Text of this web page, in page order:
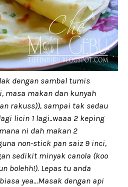
dengan sambal tumis
masa makan dan kunyah
rakuss)), sampai tak sedau
licin 1 lagi..waaa 2 keping
ni dah makan 2
non-stick pan saiz 9 inci,
sedikit minyak canola (koo
bolehh!). Lepas tu anda
yea...Masak dengan api